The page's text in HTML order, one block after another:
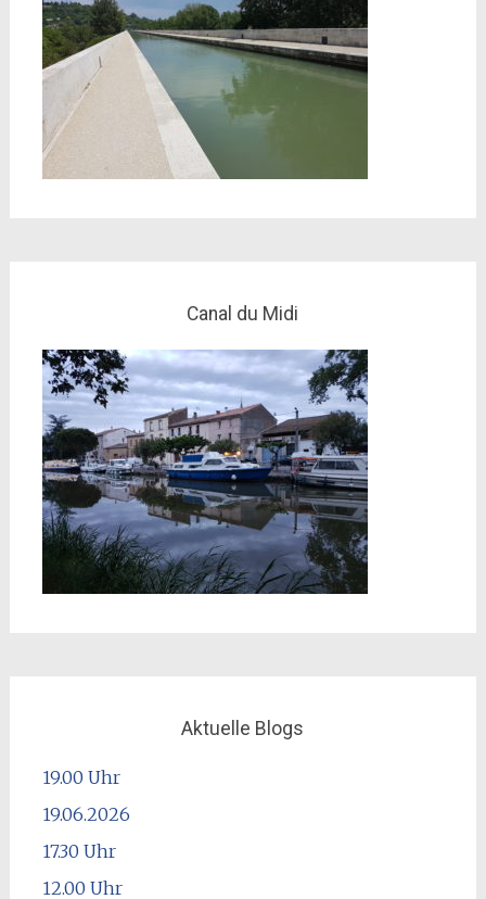
Canal du Midi
Aktuelle Blogs
19.00 Uhr
19.06.2026
17.30 Uhr
12.00 Uhr